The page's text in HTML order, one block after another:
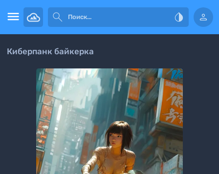
   
Киберпанк байкерка